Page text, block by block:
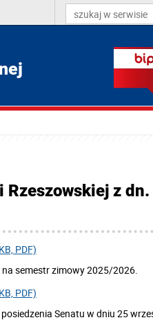
Rzeszowskiej z
PDF)
semestr zimowy 2025/2026.
PDF)
Senatu w dniu 25